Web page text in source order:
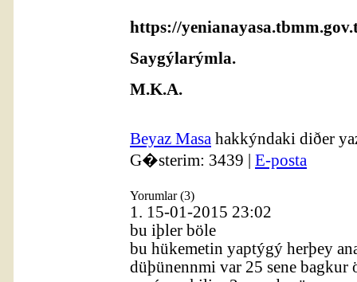
https://
Saygýlarýmla.
M.K.A.
Beyaz Masa hakkýndaki diðer
G�sterim: 3439 | E-posta
Yorumlar (3)
1. 15-01-2015 23:02
bu iþler böle
bu hükemetin yaptýgý herþey
düþünennmi var 25 sene bagkur